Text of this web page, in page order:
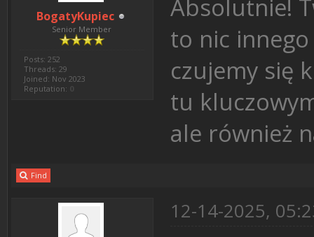
BogatyKupiec
Senior Member
Posts: 252
Threads: 29
Joined: Nov 2023
Reputation: 0
Absolutnie!
to nic
czujemy się
tu
ale również
Find
12-14-2025,